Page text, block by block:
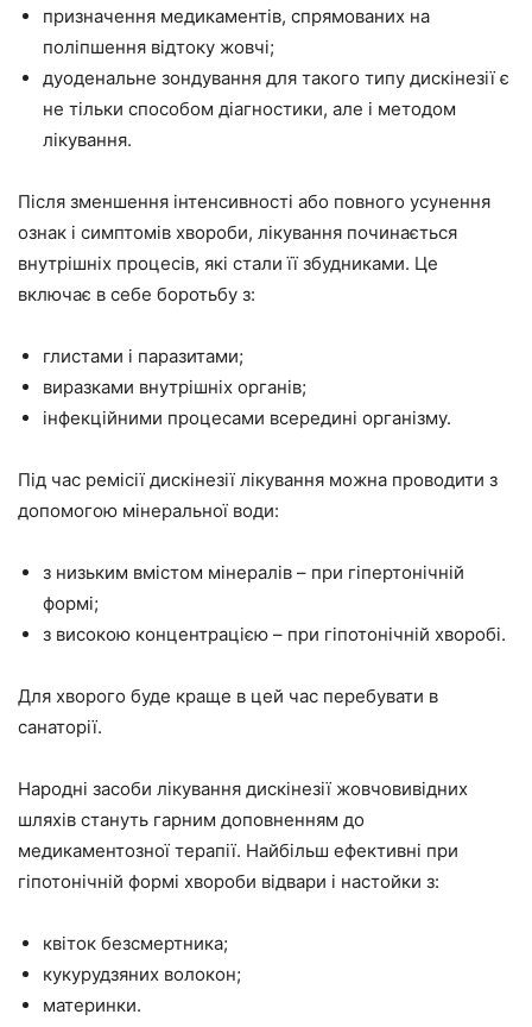
призначення медикаментів, спрямованих на
поліпшення відтоку жовчі;
дуоденальне зондування для такого типу дискінезії є
не тільки способом діагностики, але і методом
лікування.
Після зменшення інтенсивності або повного усунення
ознак і симптомів хвороби, лікування починається
внутрішніх процесів, які стали її збудниками. Це
включає в себе боротьбу з:
глистами і паразитами;
виразками внутрішніх органів;
інфекційними процесами всередині організму.
Під час ремісії дискінезії лікування можна проводити з
допомогою мінеральної води:
з низьким вмістом мінералів – при гіпертонічній
формі;
з високою концентрацією – при гіпотонічній хворобі.
Для хворого буде краще в цей час перебувати в
санаторії.
Народні засоби лікування дискінезії жовчовивідних
шляхів стануть гарним доповненням до
медикаментозної терапії. Найбільш ефективні при
гіпотонічній формі хвороби відвари і настойки з:
квіток безсмертника;
кукурудзяних волокон;
материнки.